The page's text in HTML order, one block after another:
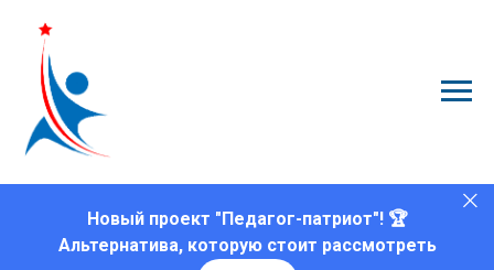
Новый проект "Педагог-патриот"! 🏆
Альтернатива, которую стоит рассмотреть